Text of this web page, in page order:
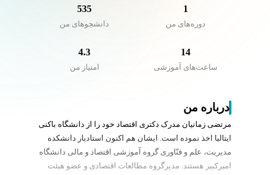
1
دوره‌های من
535
دانشجو‌های من
14
ساعت‌های آموزشی
4.3
امتیاز من
درباره من
مرتضی زمانیان مدرک دکتری اقتصاد خود را از دانشگاه باکنی
ایتالیا اخذ نموده است. ایشان هم اکنون استادیار دانشکده
مدیریت، علم و فنّاوری گروه آموزشی اقتصاد و مالی دانشگاه
امیرکبیر هستند. مدیرگروه مطالعات اقتصادی و عضو هیئت